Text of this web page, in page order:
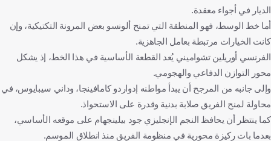
الديار في أجواء معقدة.
أما خط الوسط، فهو المنطقة التي تمنح ألونسو بعض المرونة التكتيكية، وإن
كانت الخيارات مرتبطة بعامل الجاهزية.
الفرنسي أوريلين تشواميني يُعد القطعة الأساسية في هذا الخط، إذ يشكل
محور التوازن الدفاعي والهجومي.
وإلى جانبه من المرجح أن يبدأ مواطنه إدواردو كامافينجا، وداني سيبايوس، في
محاولة لمنح الفريق صلابة بدنية وقدرة على الاستحواذ.
كما ينتظر أن يحافظ النجم الإنجليزي جود بيلينجهام على موقعه الأساسي،
بعدما بات ركيزة محورية في منظومة الفريق منذ انطلاق الموسم.